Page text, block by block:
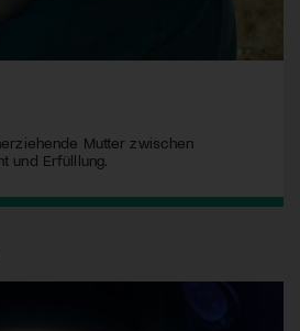
Mutter zwischen
und Erfülllung.